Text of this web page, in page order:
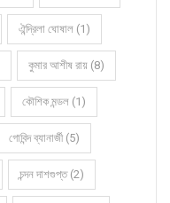
ঐন্দ্রিলা ঘোষাল (1)
কুমার আশীষ রায় (8)
কৌশিক মন্ডল (1)
গোবিন্দ ব্যানার্জী (5)
চন্দন দাশগুপ্ত (2)